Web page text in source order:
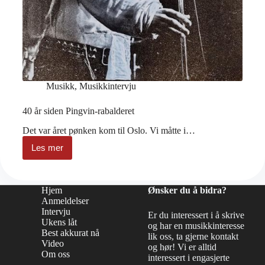
Musikk, Musikkintervju
40 år siden Pingvin-rabalderet
Det var året pønken kom til Oslo. Vi måtte i…
Les mer
40
år
rabalderet
Hjem
Anmeldelser
Intervju
Ukens låt
Best akkurat nå
Video
Om oss
Ønsker du å bidra?
Er du interessert i å skrive
og har en musikkinteresse
lik oss, ta gjerne kontakt
og hør! Vi er alltid
interessert i engasjerte